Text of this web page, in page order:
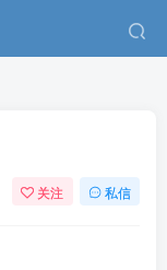
关注 私信